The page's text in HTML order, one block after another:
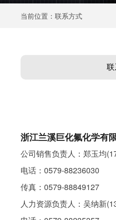
当前位置：联系方式
联
浙江兰溪巨化氟化学有
公司销售负责人：郑玉均
电话：0579-88236030
传真：0579-88849127
人力资源负责人：吴纳新